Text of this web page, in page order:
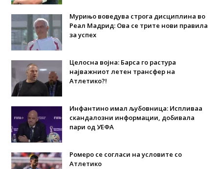
Мурињо воведува строга дисциплина во
Реал Мадрид: Ова се трите нови правила
за успех
Целосна војна: Барса го растура
најважниот летен трансфер на
Атлетико?!
Инфантино имал љубовница: Испливаа
скандалозни информации, добивала
пари од УЕФА
Ромеро се согласи на условите со
Атлетико